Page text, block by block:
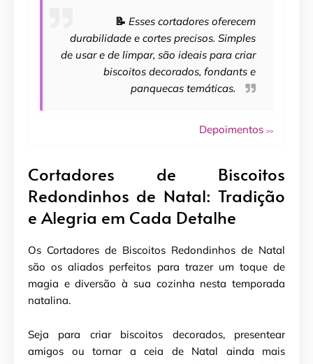
📝 Esses cortadores oferecem
durabilidade e cortes precisos. Simples
de usar e de limpar, são ideais para criar
biscoitos decorados, fondants e
panquecas temáticas.
Depoimentos >>
Cortadores de Biscoitos
Redondinhos de Natal: Tradição
e Alegria em Cada Detalhe
Os Cortadores de Biscoitos Redondinhos de Natal
são os aliados perfeitos para trazer um toque de
magia e diversão à sua cozinha nesta temporada
natalina.
Seja para criar biscoitos decorados, presentear
amigos ou tornar a ceia de Natal ainda mais